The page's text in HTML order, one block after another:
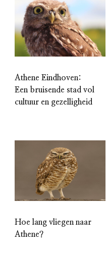
Athene Eindhoven:
Een bruisende stad vol
cultuur en gezelligheid
Hoe lang vliegen naar
Athene?